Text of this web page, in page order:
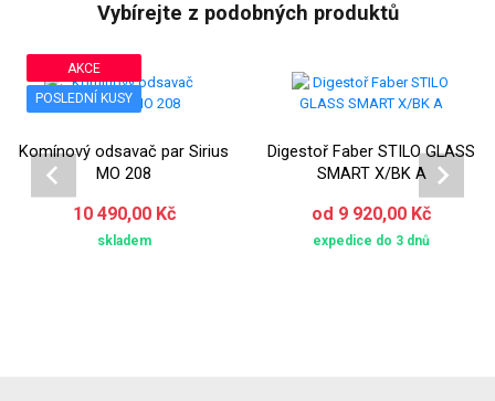
Vybírejte z podobných produktů
AKCE
POSLEDNÍ KUSY
Komínový odsavač par Sirius
MO 208
10 490,00 Kč
skladem
Digestoř Faber STILO GLASS
SMART X/BK A
od 9 920,00 Kč
expedice do 3 dnů